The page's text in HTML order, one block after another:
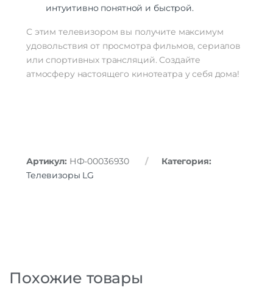
интуитивно понятной и быстрой.
С этим телевизором вы получите максимум
удовольствия от просмотра фильмов, сериалов
или спортивных трансляций. Создайте
атмосферу настоящего кинотеатра у себя дома!
Артикул: НФ-00036930
Категория:
Телевизоры LG
Похожие товары